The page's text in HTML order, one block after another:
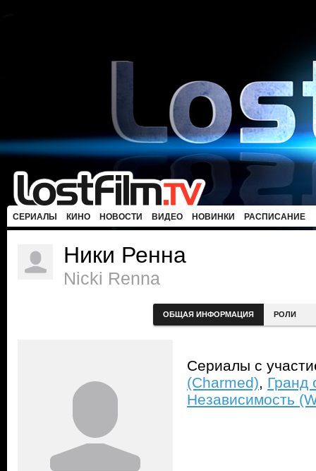
СЕРИАЛЫ КИНО НОВОСТИ ВИДЕО НОВИНКИ РАСПИСАНИЕ
Ники Ренна
Nicki Renna
ОБЩАЯ ИНФОРМАЦИЯ РОЛИ
Сериалы с
(Charmed), Гранд
Независимость